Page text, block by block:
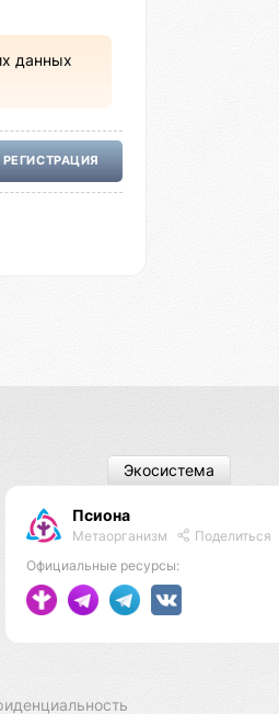
данных
РЕГИСТРАЦИЯ
Псиона
Метаорганизм
Поделиться
Официальные ресурсы:
Экосистема